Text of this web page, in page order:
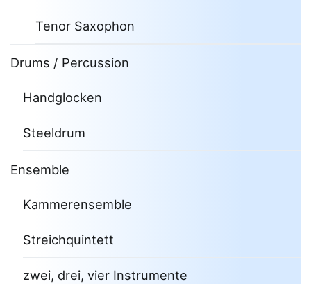
Tenor Saxophon
Drums / Percussion
Handglocken
Steeldrum
Ensemble
Kammerensemble
Streichquintett
zwei, drei, vier Instrumente